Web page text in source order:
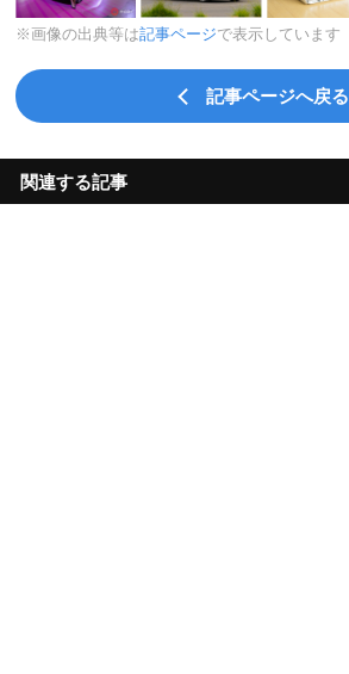
※画像の出典等は記事ページで表示しています
記事ページへ戻る
関連する記事